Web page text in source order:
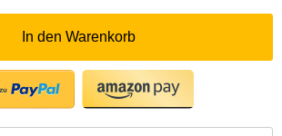
In den Warenkorb